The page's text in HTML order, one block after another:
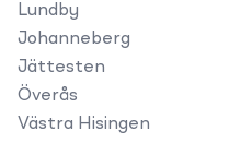
Lundby
Johanneberg
Jättesten
Överås
Västra Hisingen